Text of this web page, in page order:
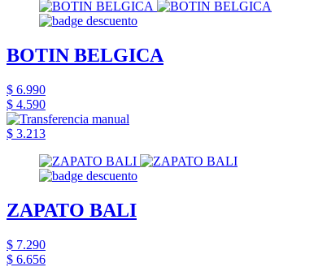
BOTIN BELGICA
$ 6.990
$ 4.590
$ 3.213
ZAPATO BALI
$ 7.290
$ 6.656